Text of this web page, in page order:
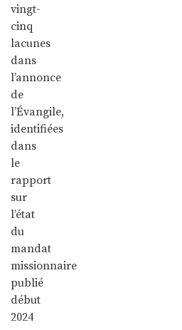
vingt-
cinq
lacunes
dans
l’annonce
de
l’Évangile,
identifiées
dans
le
rapport
sur
l’état
du
mandat
missionnaire
publié
début
2024